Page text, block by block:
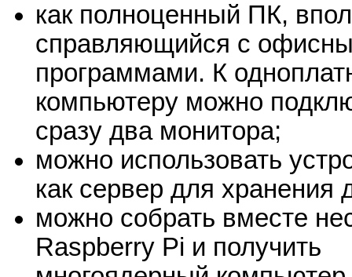
как полноценный ПК,
справляющийся с
программами. К
компьютеру можно
сразу два монитора;
можно использовать
как сервер для хранения
можно собрать вместе
Raspberry Pi и получить